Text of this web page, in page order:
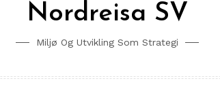
Nordreisa SV
Miljø Og Utvikling Som Strategi